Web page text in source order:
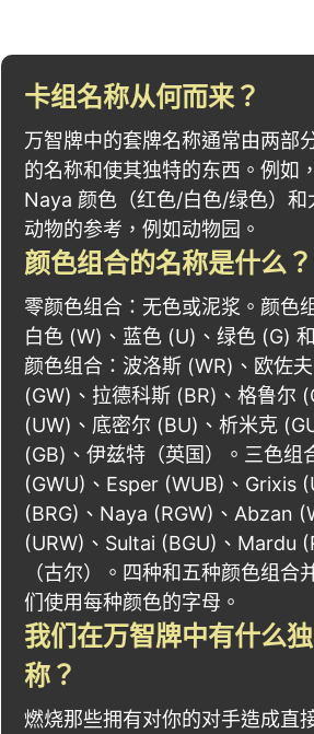
卡组名称从何而来？
万智牌中的套牌名称通常由两部
的名称和使其独特的东西。例如
Naya 颜色（红色/白色/绿色）和
动物的参考，例如动物园。
颜色组合的名称是什么？
零颜色组合：无色或泥浆。颜色
白色 (W)、蓝色 (U)、绿色 (G)
颜色组合：波洛斯 (WR)、欧佐
(GW)、拉德科斯 (BR)、格鲁尔
(UW)、底密尔 (BU)、析米克
(GB)、伊兹特（英国）。三色组
(GWU)、Esper (WUB)、Grixis
(BRG)、Naya (RGW)、Abzan
(URW)、Sultai (BGU)、Mardu
（古尔）。四种和五种颜色组合
们使用每种颜色的字母。
我们在万智牌中有什么
称？
燃烧那些拥有对你的对手造成直